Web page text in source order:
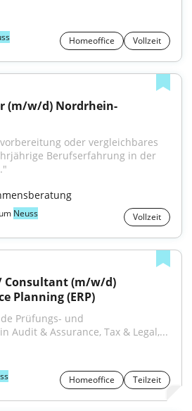
Homeoffice Vollzeit
(m/w/d) Nordrhein-
oder vergleichbares
Neuss Vollzeit
Consultant (m/w/d)
Planning (ERP)
Prüfungs- und
Audit & Assurance, Tax & Legal,...
Homeoffice Teilzeit